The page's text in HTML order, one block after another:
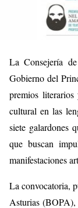
La Consejería
Gobierno del
premios
cultural en las
siete galardones
que buscan
manifestaciones
La convocatoria,
Asturias (BOPA),